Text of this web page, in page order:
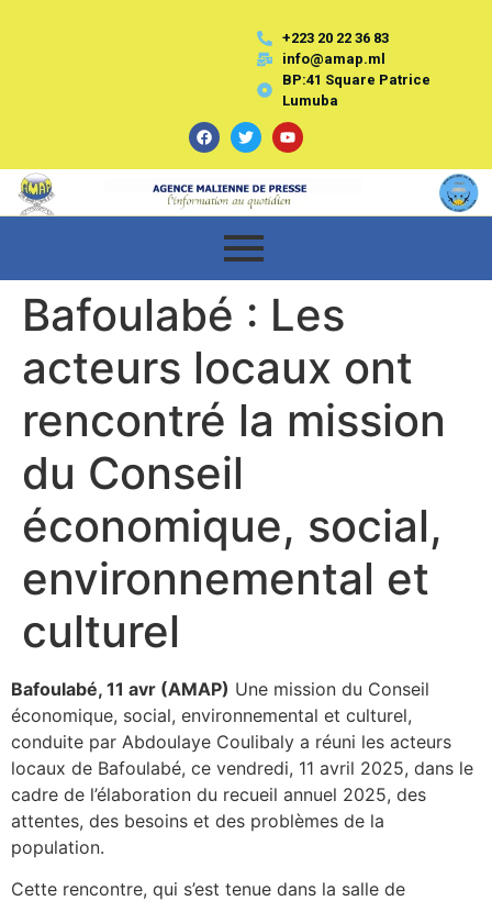
+223 20 22 36 83
info@amap.ml
BP:41 Square Patrice
Lumuba
Bafoulabé : Les
acteurs locaux ont
rencontré la mission
du Conseil
économique, social,
environnemental et
culturel
Bafoulabé, 11 avr (AMAP) Une mission du Conseil
économique, social, environnemental et culturel,
conduite par Abdoulaye Coulibaly a réuni les acteurs
locaux de Bafoulabé, ce vendredi, 11 avril 2025, dans le
cadre de l’élaboration du recueil annuel 2025, des
attentes, des besoins et des problèmes de la
population.
Cette rencontre, qui s’est tenue dans la salle de